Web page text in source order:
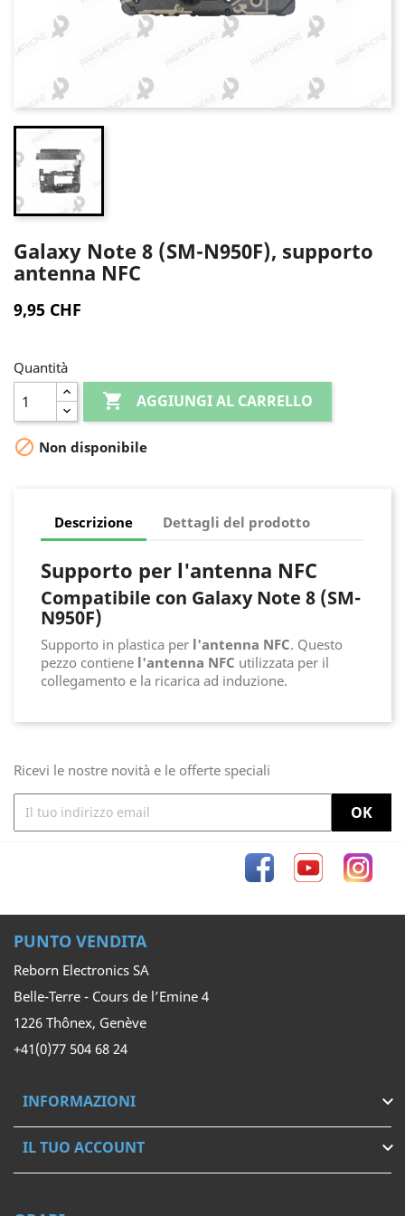
Galaxy Note 8 (SM-N950F), supporto
antenna NFC
9,95 CHF
Quantità
 AGGIUNGI AL CARRELLO
 Non disponibile
Descrizione Dettagli del prodotto
Supporto per l'antenna NFC
Compatibile con Galaxy Note 8 (SM-
N950F)
Supporto in plastica per l'antenna NFC. Questo
pezzo contiene l'antenna NFC utilizzata per il
collegamento e la ricarica ad induzione.
Ricevi le nostre novità e le offerte speciali
FacebookYouTube
PUNTO VENDITA
Reborn Electronics SA
Belle-Terre - Cours de l’Emine 4
1226 Thônex, Genève
+41(0)77 504 68 24
INFORMAZIONI 
IL TUO ACCOUNT 